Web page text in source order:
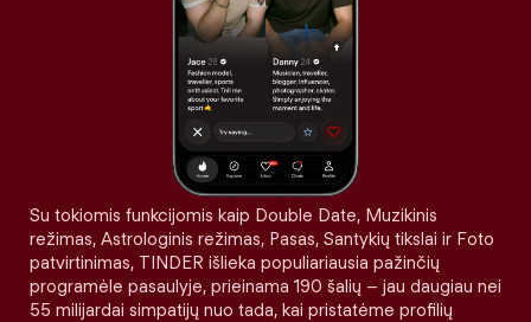
Su tokiomis funkcijomis kaip Double Date, Muzikinis
režimas, Astrologinis režimas, Pasas, Santykių tikslai ir Foto
patvirtinimas, TINDER išlieka populiariausia pažinčių
programėle pasaulyje, prieinama 190 šalių – jau daugiau nei
55 milijardai simpatijų nuo tada, kai pristatėme profilių